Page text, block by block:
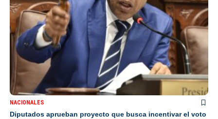
NACIONALES
Diputados aprueban proyecto que busca incentivar el voto